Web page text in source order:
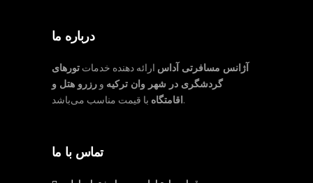
درباره ما
آژانس مسافرتی آداس ارائه دهنده خدماتتورهای
گردشگری در شهر وان ترکیه ورزرو هتل و
اقامتگاهبا قیمت مناسب می‌باشد.
تماس با ما